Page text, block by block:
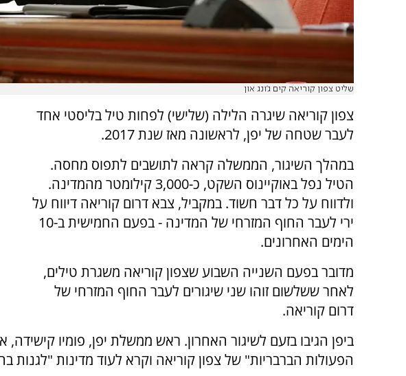
שליט צפון קוריאה קים ג'ונג און
צפון קוריאה שיגרה הלילה (שלישי) לפחות טיל בליסטי אחד
לעבר שטחה של יפן, לראשונה מאז שנת 2017.
במהלך השיגור, הממשלה קראה לתושבים לתפוס מחסה.
הטיל נפל באוקיינוס השקט, כ-3,000 קילומטר מהמדינה.
ולדווח על כל דבר חשוד. במקביל, צבא דרום קוריאה דיווח על
ירי לעבר החוף המזרחי של המדינה - בפעם החמישית ב-10
הימים האחרונים.
מדובר בפעם השנייה השבוע שצפון קוריאה משגרת טילים,
לאחר ששלשום זוהו שני שיגורים לעבר החוף המזרחי של
דרום קוריאה.
ביפן הגיבו בזעם לשיגור האחרון. ראש ממשלת יפן, פומיו
הפעולות הברבריות" של צפון קוריאה וקרא לעוד מדינות "לגנות